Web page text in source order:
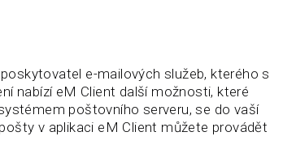
e-mailových služeb, kterého s
nabízí eM Client další možnosti, které
poštovního serveru, se do vaší
v aplikaci eM Client můžete provádět